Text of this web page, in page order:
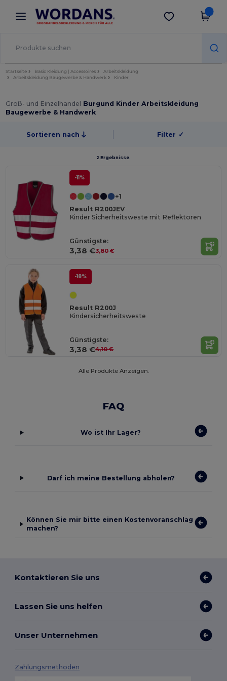
× Wordans App
Bessere Preise in der App!
App holen
Startseite Basic Kleidung | Accessoires
Arbeitskleidung
Arbeitskleidung Baugewerbe & Handwerk
Kinder
Groß- und Einzelhandel Burgund Kinder Arbeitskleidung
Baugewerbe & Handwerk
Sortieren nach Filter ✓
2 Ergebnisse.
-11%
+1
Result R200JEV
Kinder Sicherheitsweste mit Reflektoren
Günstigste:
3,38 €3,80 €
-18%
Result R200J
Kindersicherheitsweste
Günstigste:
3,38 €4,10 €
Alle Produkte Anzeigen.
FAQ
Wo ist Ihr Lager?
Darf ich meine Bestellung abholen?
Können Sie mir bitte einen Kostenvoranschlag
machen?
Kontaktieren Sie uns
Lassen Sie uns helfen
Unser Unternehmen
Zahlungsmethoden